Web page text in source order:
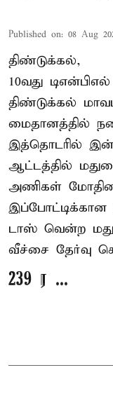
Published on: 08 Aug
திண்டுக்கல்,
10வது டிஎன்பிஎல்
திண்டுக்கல்
மைதானத்தில்
இத்தொடரில்
ஆட்டத்தில்
அணிகள்
இப்போட்டிக்கான
டாஸ் வென்ற
வீச்சை தேர்வு
239 ர ...